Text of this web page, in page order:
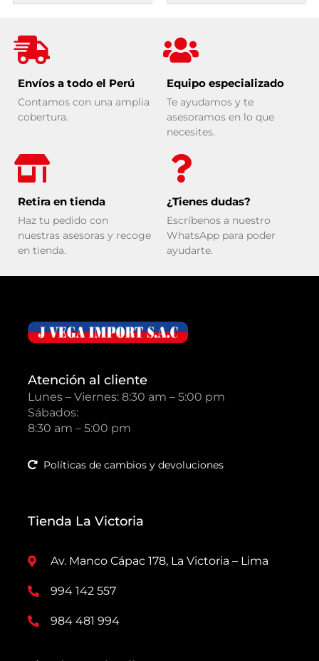
Envíos a todo el Perú
Contamos con una amplia
cobertura.
Equipo especializado
Te ayudamos y te
asesoramos en lo que
necesites.
Retira en tienda
Haz tu pedido con
nuestras asesoras y recoge
en tienda.
¿Tienes dudas?
Escríbenos a nuestro
WhatsApp para poder
ayudarte.
Atención al cliente
Lunes – Viernes: 8:30 am – 5:00 pm
Sábados:
8:30 am – 5:00 pm
Políticas de cambios y devoluciones
Tienda La Victoria
Av. Manco Cápac 178, La Victoria – Lima
994 142 557
984 481 994